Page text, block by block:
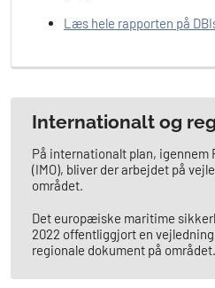
Læs hele rapporten på
Internationalt og
På internationalt plan, igennem
(IMO), bliver der arbejdet på
området.
Det europæiske maritime
2022 offentliggjort en
regionale dokument på området.